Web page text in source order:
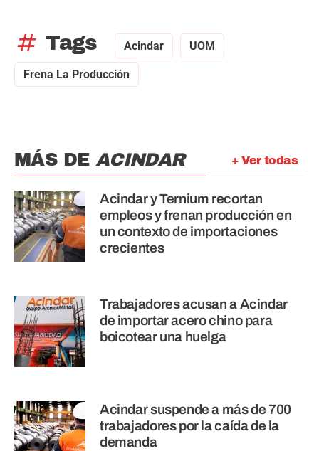
tag Tags Acindar UOM
Frena La Producción
+ Ver todas
MÁS DE ACINDAR
Acindar y Ternium recortan
empleos y frenan producción en
un contexto de importaciones
crecientes
Trabajadores acusan a Acindar
de importar acero chino para
boicotear una huelga
Acindar suspende a más de 700
trabajadores por la caída de la
demanda